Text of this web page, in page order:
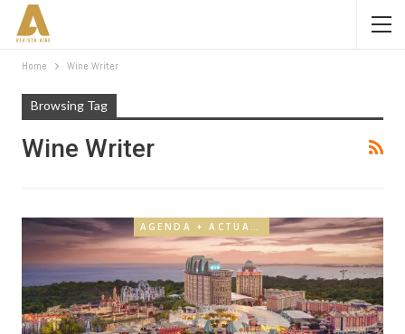
Home Wine Writer
Browsing Tag
Wine Writer